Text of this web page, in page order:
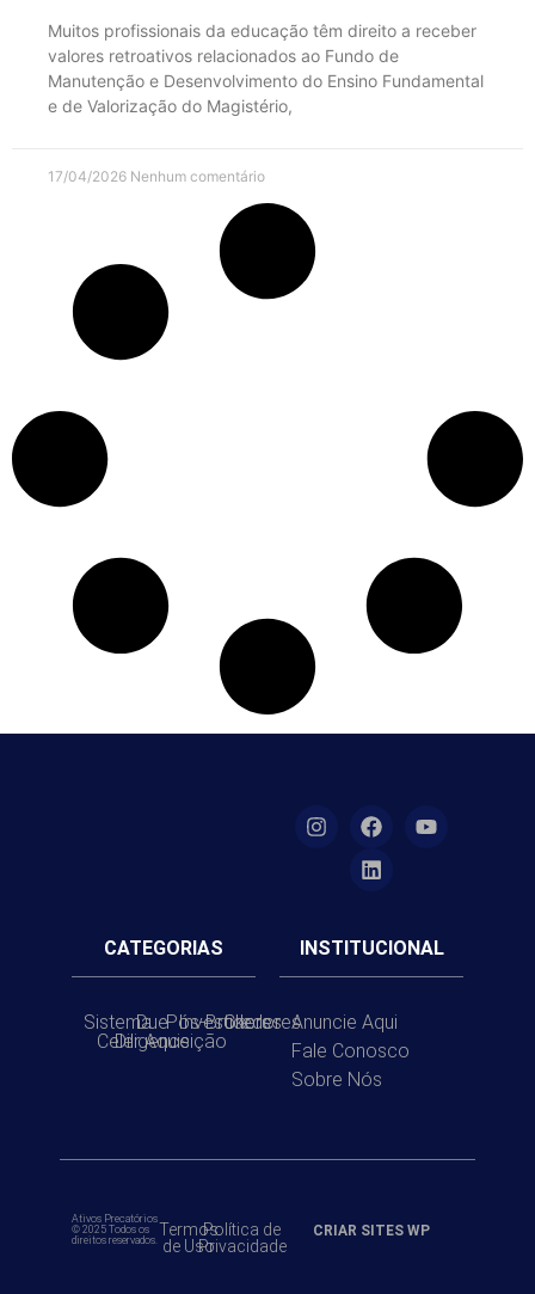
Muitos profissionais da educação têm direito a receber
valores retroativos relacionados ao Fundo de
Manutenção e Desenvolvimento do Ensino Fundamental
e de Valorização do Magistério,
17/04/2026 Nenhum comentário
CATEGORIAS
Sistema
Celer
Due
Diligence
Pós-
Aquisição
Investidores
Brokers
Credores
INSTITUCIONAL
Anuncie Aqui
Fale Conosco
Sobre Nós
Ativos Precatórios
© 2025 Todos os
direitos reservados.
Termos
de Uso
Política de
Privacidade
CRIAR SITES WP